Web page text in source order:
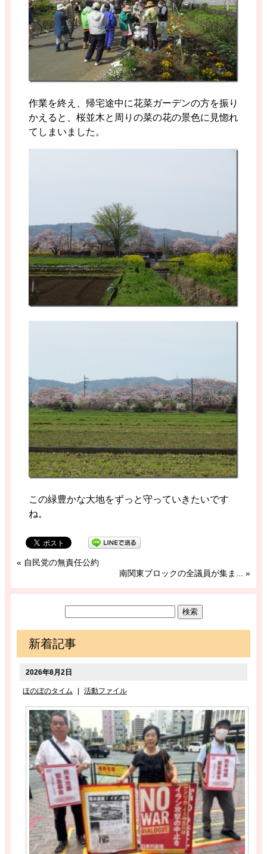
作業を終え、帰宅途中に花菜ガーデンの方を振り
かえると、桜並木と周りの菜の花の景色に見惚れ
てしまいました。
この緑豊かな大地をずっと守っていきたいです
ね。
« 自民党の無責任公約
南関東ブロックの全議員が集ま... »
新着記事
2026年8月2日
ほのぼのタイム 活動ファイル